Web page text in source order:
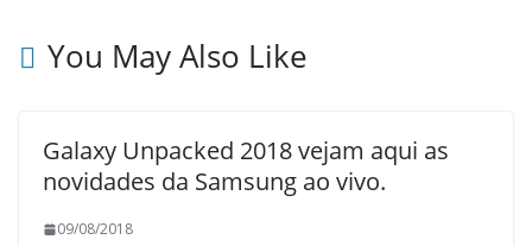
You May Also Like
Galaxy Unpacked 2018 vejam aqui as
novidades da Samsung ao vivo.
09/08/2018